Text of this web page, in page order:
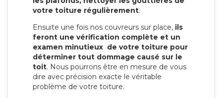
votre toiture régulièrement.
Ensuite une fois nos couvreurs sur place, ils
feront une vérification complète et un
examen minutieux de votre toiture pour
déterminer tout dommage causé sur le
toit. Nous pourrons être en mesure de vous
dire avec précision exacte le véritable
problème de votre toiture.